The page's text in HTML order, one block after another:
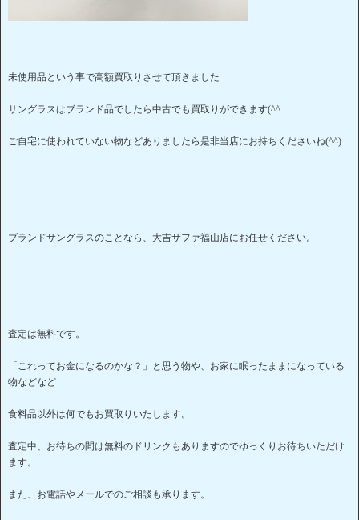
未使用品という事で高額買取りさせて頂きました
サングラスはブランド品でしたら中古でも買取りができます(^^
ご自宅に使われていない物などありましたら是非当店にお持ちくださいね(^^)
ブランドサングラスのことなら、大吉サファ福山店にお任せください。
査定は無料です。
「これってお金になるのかな？」と思う物や、お家に眠ったままになっている
物などなど
食料品以外は何でもお買取りいたします。
査定中、お待ちの間は無料のドリンクもありますのでゆっくりお待ちいただけ
ます。
また、お電話やメールでのご相談も承ります。